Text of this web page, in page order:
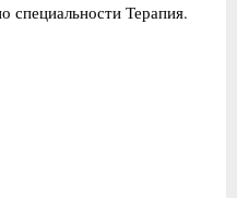
специальности Терапия.